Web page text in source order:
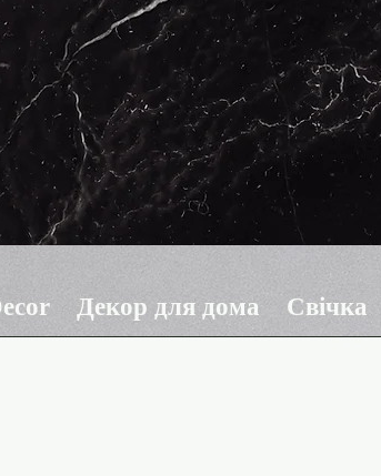
Декор для дома Свічка